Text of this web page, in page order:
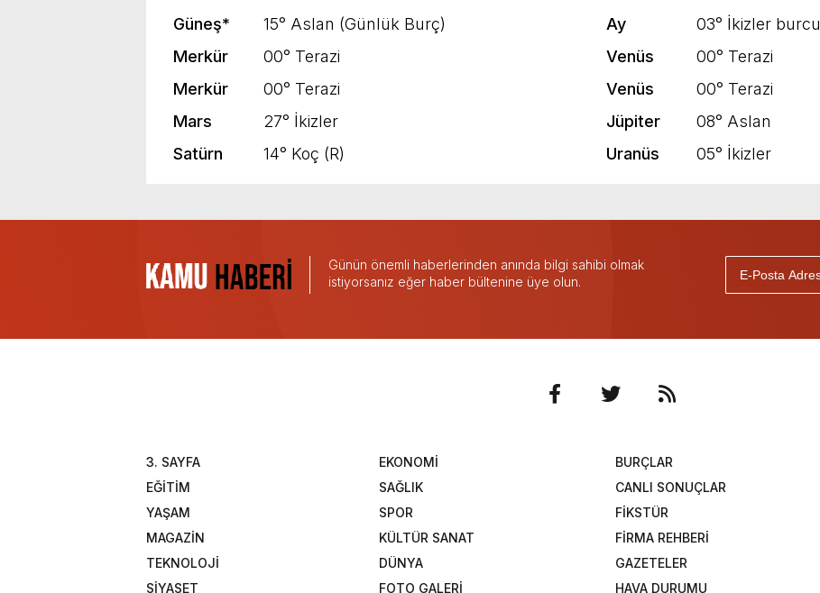
Güneş*
15° Aslan (Günlük Burç)
Merkür
00° Terazi
Merkür
00° Terazi
Mars
27° İkizler
Satürn
14° Koç (R)
Ay
03° İkizler burcu
Venüs
00° Terazi
Venüs
00° Terazi
Jüpiter
08° Aslan
Uranüs
05° İkizler
Günün önemli haberlerinden anında bilgi sahibi olmak
istiyorsanız eğer haber bültenine üye olun.
3. SAYFA
EKONOMİ
EĞİTİM
SAĞLIK
YAŞAM
SPOR
MAGAZİN
KÜLTÜR SANAT
TEKNOLOJİ
DÜNYA
SİYASET
FOTO GALERİ
BURÇLAR
CANLI SONUÇLAR
FİKSTÜR
FİRMA REHBERİ
GAZETELER
HAVA DURUMU